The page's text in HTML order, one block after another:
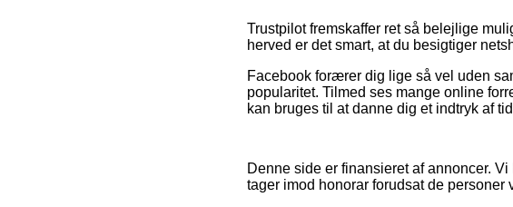
Trustpilot fremskaffer ret så belejlige
herved er det smart, at du besigtiger
Facebook forærer dig lige så vel uden
popularitet. Tilmed ses mange online
kan bruges til at danne dig et indtryk af
Denne side er finansieret af annoncer.
tager imod honorar forudsat de